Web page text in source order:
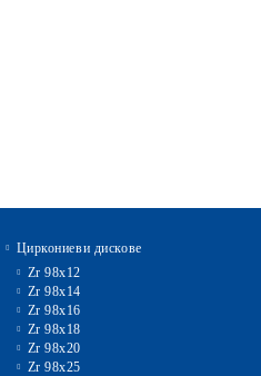
Циркониеви дискове
Zr 98x12
Zr 98x14
Zr 98x16
Zr 98x18
Zr 98x20
Zr 98x25